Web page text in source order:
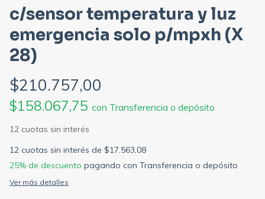
c/sensor temperatura y luz
emergencia solo p/mpxh (X
28)
$210.757,00
$158.067,75 con Transferencia o depósito
12 cuotas sin interés de $17.563,08
25% de descuento pagando con Transferencia o depósito
Ver más detalles